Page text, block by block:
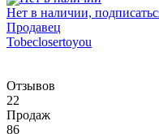
Нет в наличии,
Продавец
Tobeclosertoyou
Отзывов
22
Продаж
86